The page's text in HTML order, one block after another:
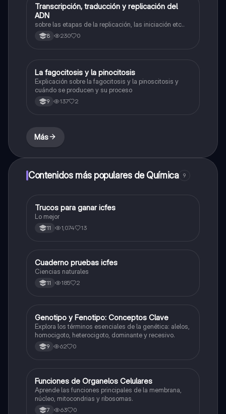
Biologia
Transcripción, traducción y replicación del
ADN
sobre las etapas de la replicación, las iniciación etc..
8 230 0
Biologia
La fagocitosis y la pinocitosis
Explicación sobre la fagocitosis y la pinoscitosis y
cuándo se producen y su proceso
9 137 2
Más
Contenidos más populares de Química 9
Química
Trucos para ganar icfes
Lo mejor
11 1,074 13
Biologia
Cuaderno pruebas icfes
Ciencias naturales
11 185 2
GBiologia
Genotipo y Fenotipo: Conceptos Clave
Explora los términos esenciales de la genética: alelos,
homocigoto, heterocigoto, dominante y recesivo.
9 62 0
FBiologia
Funciones de Organelos Celulares
Aprende las funciones principales de la membrana,
núcleo, mitocondrias y ribosomas.
7 63 0